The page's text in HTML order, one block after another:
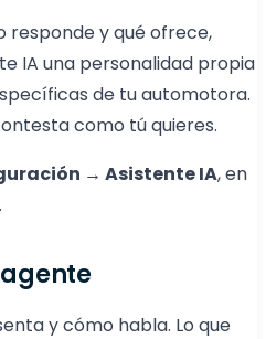
responde y qué ofrece,
IA una personalidad propia
de tu automotora.
como tú quieres.
→ Asistente IA, en
y cómo habla. Lo que